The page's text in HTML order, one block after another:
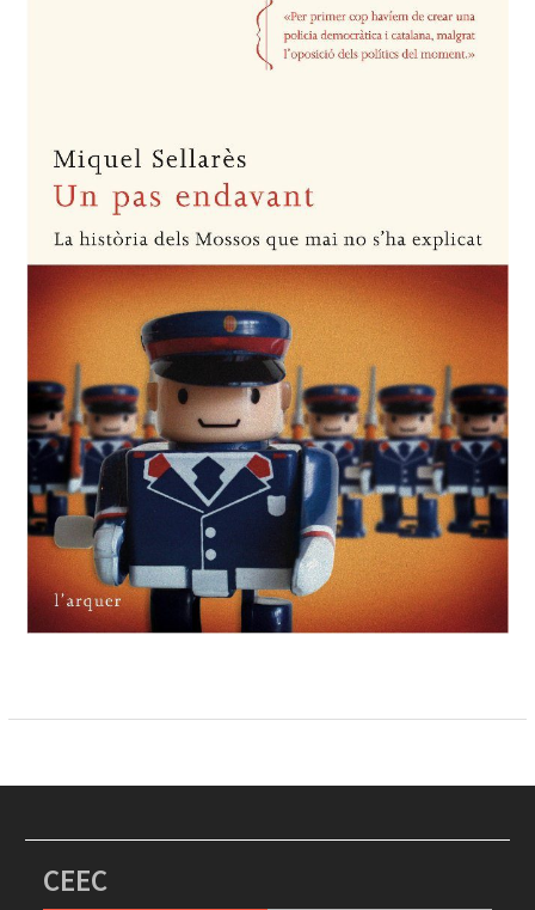
CEEC